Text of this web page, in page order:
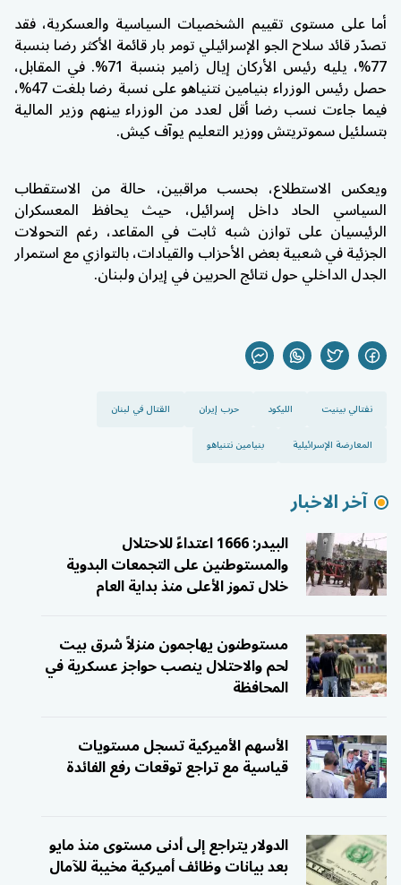
أما على مستوى تقييم الشخصيات السياسية والعسكرية، فقد
تصدّر قائد سلاح الجو الإسرائيلي تومر بار قائمة الأكثر رضا بنسبة
77%، يليه رئيس الأركان إيال زامير بنسبة 71%. في المقابل،
حصل رئيس الوزراء بنيامين نتنياهو على نسبة رضا بلغت 47%،
فيما جاءت نسب رضا أقل لعدد من الوزراء بينهم وزير المالية
بتسلئيل سموتريتش ووزير التعليم يوآف كيش.
ويعكس الاستطلاع، بحسب مراقبين، حالة من الاستقطاب
السياسي الحاد داخل إسرائيل، حيث يحافظ المعسكران
الرئيسيان على توازن شبه ثابت في المقاعد، رغم التحولات
الجزئية في شعبية بعض الأحزاب والقيادات، بالتوازي مع استمرار
الجدل الداخلي حول نتائج الحربين في إيران ولبنان.
نفتالي بينيت الليكود حرب إيران
القتال في لبنان
المعارضة الإسرائيلية
بنيامين نتنياهو
آخر الاخبار
البيدر: 1666 اعتداءً للاحتلال
والمستوطنين على التجمعات البدوية
خلال تموز الأعلى منذ بداية العام
مستوطنون يهاجمون منزلاً شرق بيت
لحم والاحتلال ينصب حواجز عسكرية في
المحافظة
الأسهم الأميركية تسجل مستويات
قياسية مع تراجع توقعات رفع الفائدة
الدولار يتراجع إلى أدنى مستوى منذ مايو
بعد بيانات وظائف أميركية مخيبة للآمال